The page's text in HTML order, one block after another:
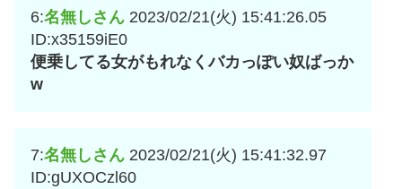
6:名無しさん 2023/02/21(火) 15:41:26.05
ID:x35159iE0
便乗してる女がもれなくバカっぽい奴ばっか
w
7:名無しさん 2023/02/21(火) 15:41:32.97
ID:gUXOCzl60